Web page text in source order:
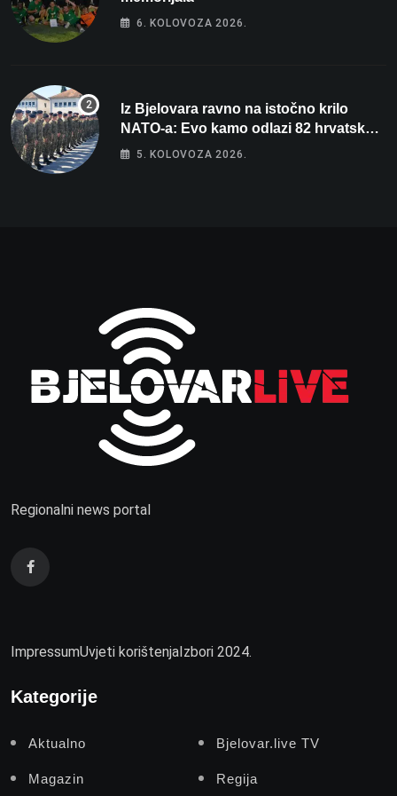
6. KOLOVOZA 2026.
Iz Bjelovara ravno na istočno krilo
NATO-a: Evo kamo odlazi 82 hrvatska
vojnika i 6 vojnikinja
5. KOLOVOZA 2026.
Regionalni news portal
ImpressumUvjeti korištenjaIzbori 2024.
Kategorije
Aktualno Bjelovar.live TV
Magazin Regija